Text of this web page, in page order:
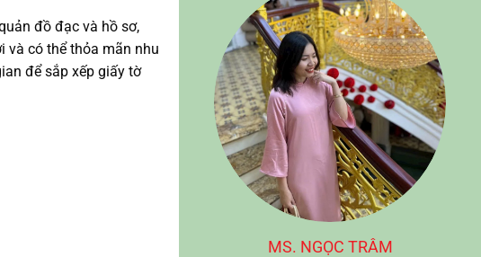
đồ đạc và hồ sơ,
và có thể thỏa mãn nhu
để sắp xếp giấy tờ
MS. NGỌC TRÂM